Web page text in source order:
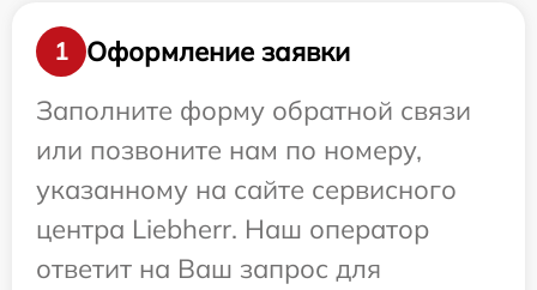
1
Оформление заявки
Заполните форму обратной связи
или позвоните нам по номеру,
указанному на сайте сервисного
центра Liebherr. Наш оператор
ответит на Ваш запрос для